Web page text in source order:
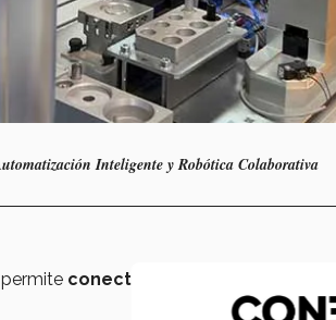
Inteligente y Robótica Colaborativa
conectar cientos de